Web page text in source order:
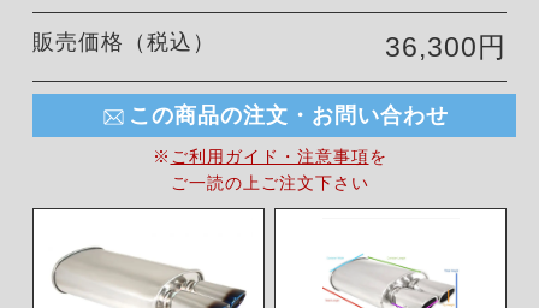
販売価格（税込） 36,300円
この商品の注文・お問い合わせ
※ ご利用ガイド・注意事項を
ご一読の上ご注文下さい